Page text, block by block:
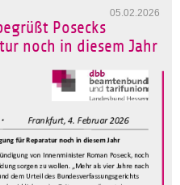
05.02.2026
Posecks
noch in diesem Jahr